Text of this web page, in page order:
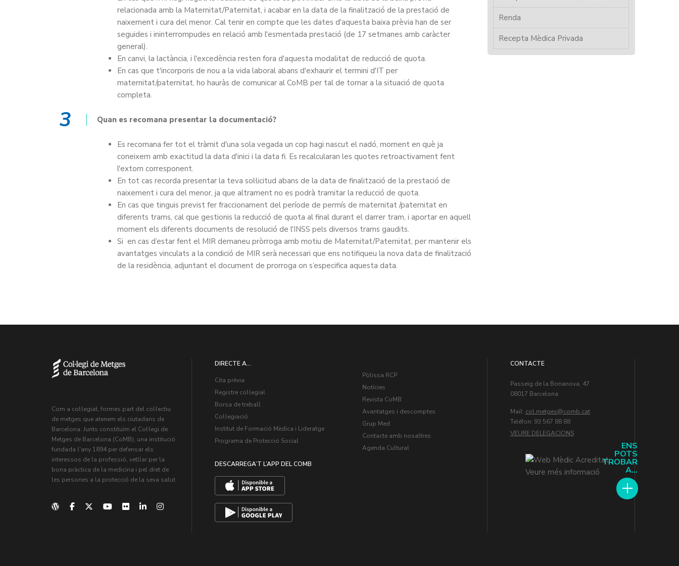
relacionada amb la Maternitat/Paternitat, i acabar en la data de la finalització de la prestació de
naixement i cura del menor. Cal tenir en compte que les dates d'aquesta baixa prèvia han de ser
seguides i ininterrompudes en relació amb l'esmentada prestació (de 17 setmanes amb caràcter
general).
En canvi, la lactància, i l'excedència resten fora d'aquesta modalitat de reducció de quota.
En cas que t'incorporis de nou a la vida laboral abans d'exhaurir el termini d'IT per
maternitat/paternitat, ho hauràs de comunicar al CoMB per tal de tornar a la situació de quota
completa.
3 Quan es recomana presentar la documentació?
Es recomana fer tot el tràmit d'una sola vegada un cop hagi nascut el nadó, moment en què ja
coneixem amb exactitud la data d'inici i la data fi. Es recalcularan les quotes retroactivament fent
l'extorn corresponent.
En tot cas recorda presentar la teva sol·licitud abans de la data de finalització de la prestació de
naixement i cura del menor, ja que altrament no es podrà tramitar la reducció de quota.
En cas que tinguis previst fer fraccionament del període de permís de maternitat /paternitat en
diferents trams, cal que gestionis la reducció de quota al final durant el darrer tram, i aportar en aquell
moment els diferents documents de resolució de l'INSS pels diversos trams gaudits.
Si en cas d’estar fent el MIR demaneu pròrroga amb motiu de Maternitat/Paternitat, per mantenir els
avantatges vinculats a la condició de MIR serà necessari que ens notifiqueu la nova data de finalització
de la residència, adjuntant el document de prorroga on s’especifica aquesta data.
ENS
POTS
TROBAR
A...
Renda
Recepta Mèdica Privada
Com a col·legiat, formes part del col·lectiu
de metges que atenem els ciutadans de
Barcelona. Junts constituïm el Col·legi de
Metges de Barcelona (CoMB), una institució
fundada l'any 1894 per defensar els
interessos de la professió, vetllar per la
bona pràctica de la medicina i pel dret de
les persones a la protecció de la seva salut.
DIRECTE A...
Cita prèvia
Registre col·legial
Borsa de treball
Col·legiació
Institut de Formació Mèdica i Lideratge
Programa de Protecció Social
DESCARREGA’T L’APP DEL COMB
Pòlissa RCP
Notícies
Revista CoMB
Avantatges i descomptes
Grup Med
Contacte amb nosaltres
Agenda Cultural
CONTACTE
Passeig de la Bonanova, 47
08017 Barcelona
Mail: col.metges
Teléfon: 93 567 88 88
VEURE DELEGACIONS